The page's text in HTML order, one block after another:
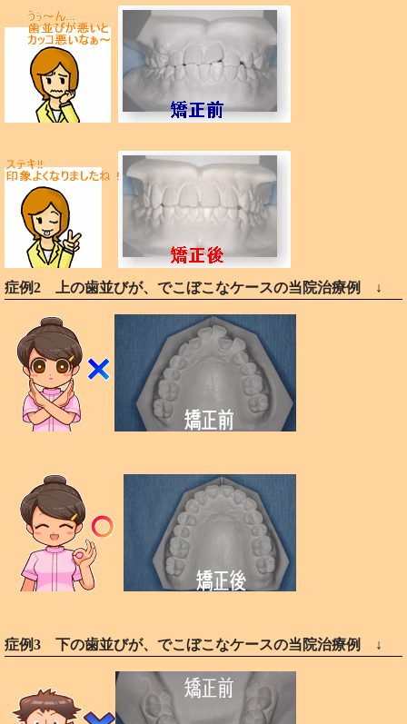
症例2 上の歯並びが、でこぼこなケースの当院治療例 ↓
症例3 下の歯並びが、でこぼこなケースの当院治療例 ↓